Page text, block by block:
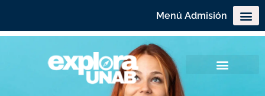
Menú Admisión